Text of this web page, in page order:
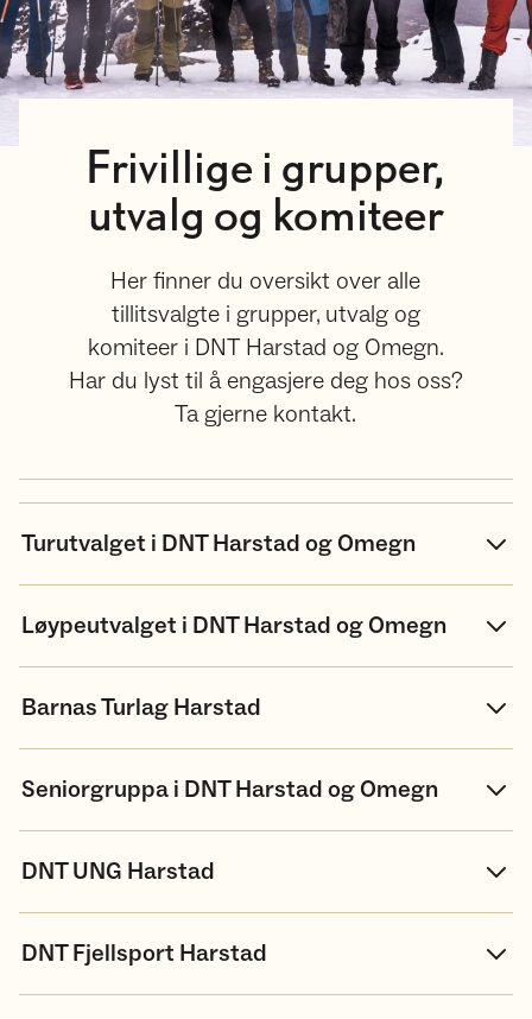
Frivillige i grupper,
utvalg og komiteer
Her finner du oversikt over alle
tillitsvalgte i grupper, utvalg og
komiteer i DNT Harstad og Omegn.
Har du lyst til å engasjere deg hos oss?
Ta gjerne kontakt.
Turutvalget i DNT Harstad og Omegn
Løypeutvalget i DNT Harstad og Omegn
Barnas Turlag Harstad
Seniorgruppa i DNT Harstad og Omegn
DNT UNG Harstad
DNT Fjellsport Harstad